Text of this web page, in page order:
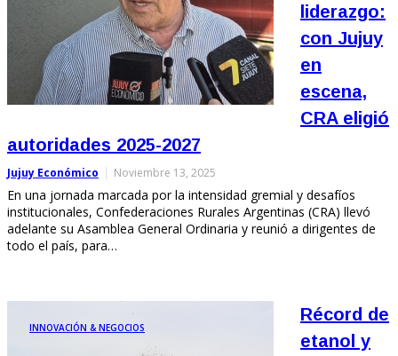
liderazgo:
con Jujuy
en
escena,
CRA eligió
autoridades 2025-2027
Jujuy Económico Noviembre 13, 2025
En una jornada marcada por la intensidad gremial y desafíos
institucionales, Confederaciones Rurales Argentinas (CRA) llevó
adelante su Asamblea General Ordinaria y reunió a dirigentes de
todo el país, para…
INNOVACIÓN & NEGOCIOS
Récord de
etanol y